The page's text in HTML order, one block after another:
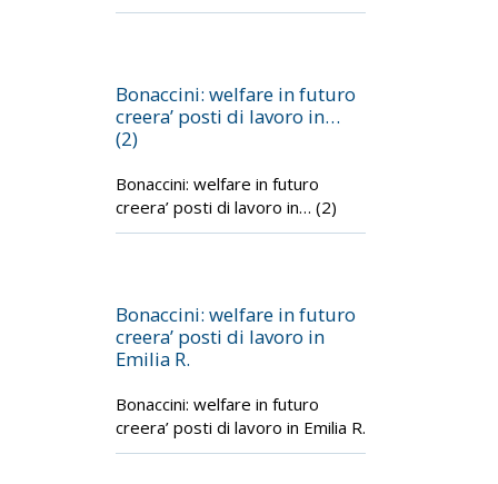
Bonaccini: welfare in futuro
creera’ posti di lavoro in…
(2)
Bonaccini: welfare in futuro
creera’ posti di lavoro in… (2)
Bonaccini: welfare in futuro
creera’ posti di lavoro in
Emilia R.
Bonaccini: welfare in futuro
creera’ posti di lavoro in Emilia R.